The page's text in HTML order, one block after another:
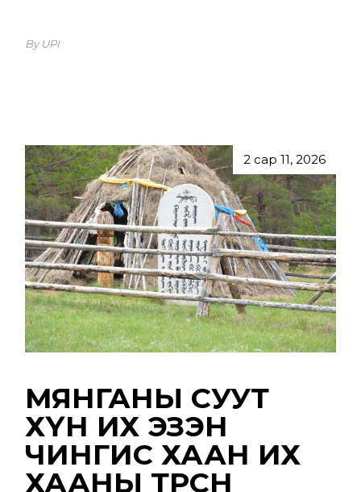
By UPI
2 сар 11, 2026
МЯНГАНЫ СУУТ
ХҮН ИХ ЭЗЭН
ЧИНГИС ХААН ИХ
ХААНЫ ТӨРСӨН